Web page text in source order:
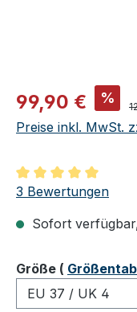
Verkaufspreis:
99,90 € %
Preise inkl. MwSt.
Durchschnittliche
3 Bewertungen
Sofort
Größeauswählen
(